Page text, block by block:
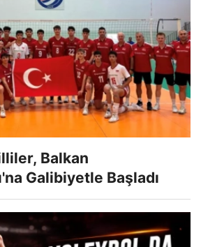
Balkan
Galibiyetle Başladı